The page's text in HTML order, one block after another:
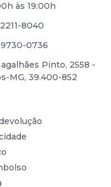
às 19:00h
8040
0736
Pinto, 2558 -
MG, 39.400-852